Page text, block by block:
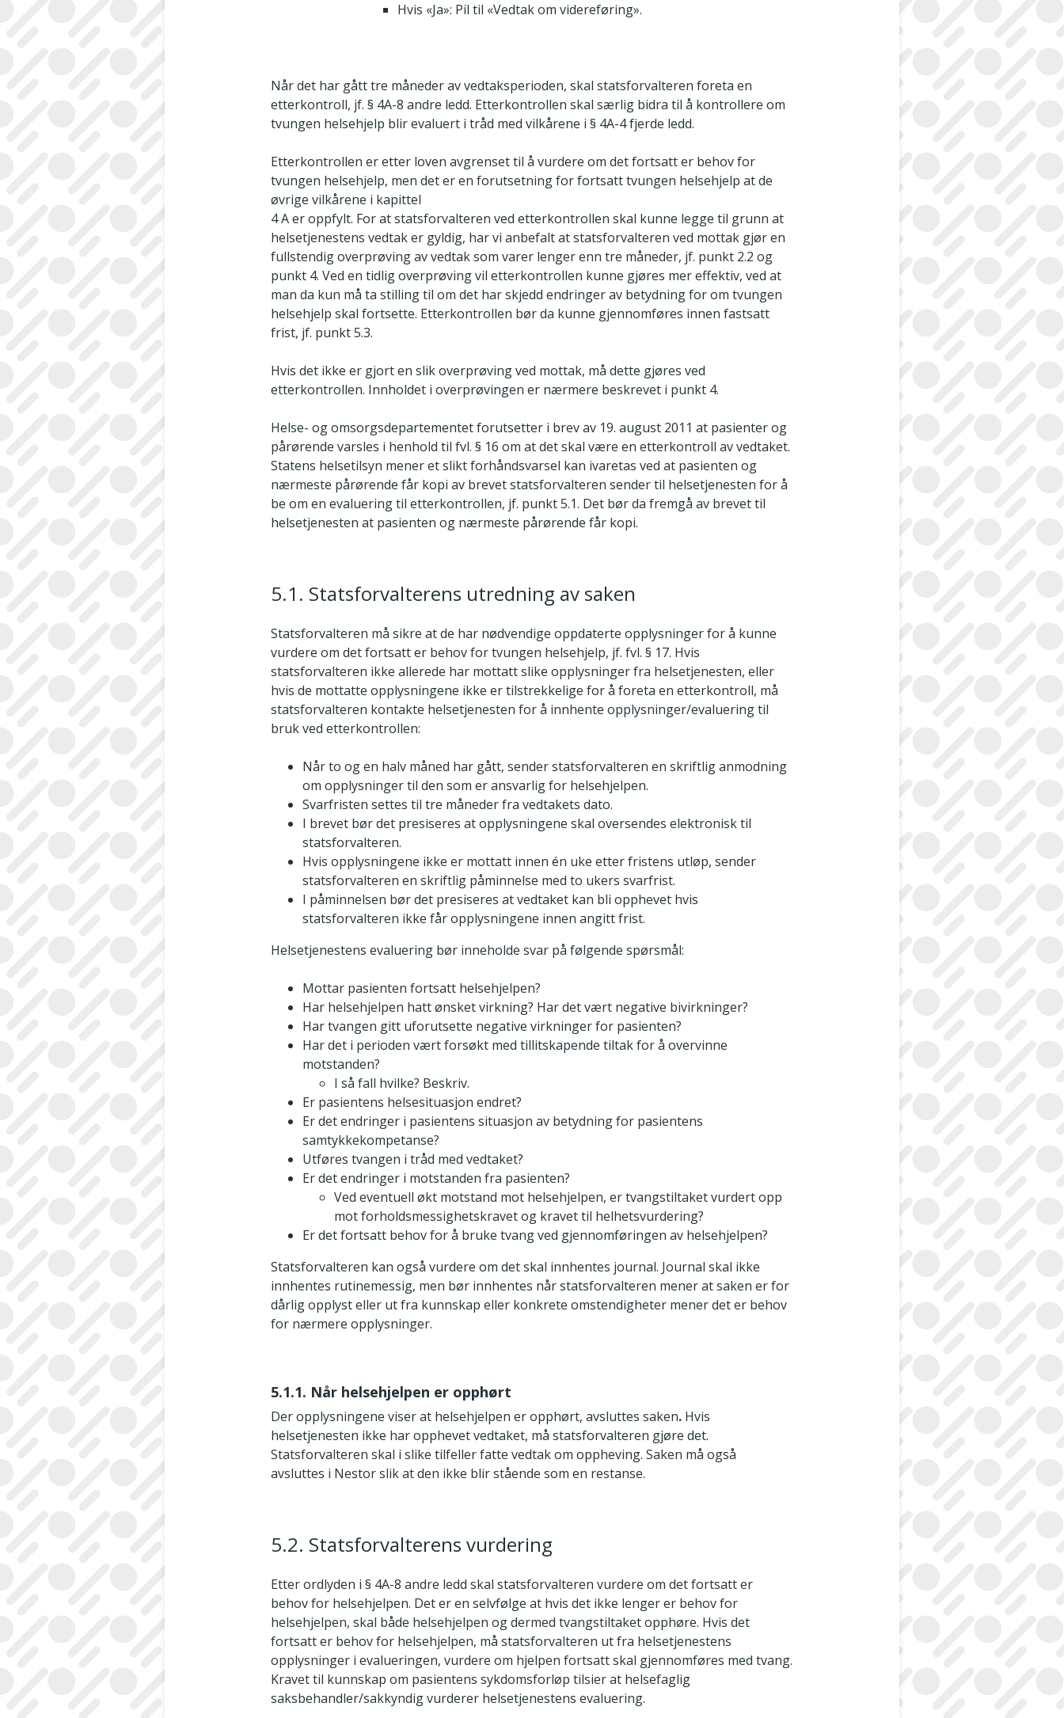
Hvis «Ja»: Pil til «Vedtak om videreføring».
Når det har gått tre måneder av vedtaksperioden, skal statsforvalteren foreta en
etterkontroll, jf. § 4A-8 andre ledd. Etterkontrollen skal særlig bidra til å kontrollere om
tvungen helsehjelp blir evaluert i tråd med vilkårene i § 4A-4 fjerde ledd.
Etterkontrollen er etter loven avgrenset til å vurdere om det fortsatt er behov for
tvungen helsehjelp, men det er en forutsetning for fortsatt tvungen helsehjelp at de
øvrige vilkårene i kapittel
4 A er oppfylt. For at statsforvalteren ved etterkontrollen skal kunne legge til grunn at
helsetjenestens vedtak er gyldig, har vi anbefalt at statsforvalteren ved mottak gjør en
fullstendig overprøving av vedtak som varer lenger enn tre måneder, jf. punkt 2.2 og
punkt 4. Ved en tidlig overprøving vil etterkontrollen kunne gjøres mer effektiv, ved at
man da kun må ta stilling til om det har skjedd endringer av betydning for om tvungen
helsehjelp skal fortsette. Etterkontrollen bør da kunne gjennomføres innen fastsatt
frist, jf. punkt 5.3.
Hvis det ikke er gjort en slik overprøving ved mottak, må dette gjøres ved
etterkontrollen. Innholdet i overprøvingen er nærmere beskrevet i punkt 4.
Helse- og omsorgsdepartementet forutsetter i brev av 19. august 2011 at pasienter og
pårørende varsles i henhold til fvl. § 16 om at det skal være en etterkontroll av vedtaket.
Statens helsetilsyn mener et slikt forhåndsvarsel kan ivaretas ved at pasienten og
nærmeste pårørende får kopi av brevet statsforvalteren sender til helsetjenesten for å
be om en evaluering til etterkontrollen, jf. punkt 5.1. Det bør da fremgå av brevet til
helsetjenesten at pasienten og nærmeste pårørende får kopi.
5.1. Statsforvalterens utredning av saken
Statsforvalteren må sikre at de har nødvendige oppdaterte opplysninger for å kunne
vurdere om det fortsatt er behov for tvungen helsehjelp, jf. fvl. § 17. Hvis
statsforvalteren ikke allerede har mottatt slike opplysninger fra helsetjenesten, eller
hvis de mottatte opplysningene ikke er tilstrekkelige for å foreta en etterkontroll, må
statsforvalteren kontakte helsetjenesten for å innhente opplysninger/evaluering til
bruk ved etterkontrollen:
Når to og en halv måned har gått, sender statsforvalteren en skriftlig anmodning
om opplysninger til den som er ansvarlig for helsehjelpen.
Svarfristen settes til tre måneder fra vedtakets dato.
I brevet bør det presiseres at opplysningene skal oversendes elektronisk til
statsforvalteren.
Hvis opplysningene ikke er mottatt innen én uke etter fristens utløp, sender
statsforvalteren en skriftlig påminnelse med to ukers svarfrist.
I påminnelsen bør det presiseres at vedtaket kan bli opphevet hvis
statsforvalteren ikke får opplysningene innen angitt frist.
Helsetjenestens evaluering bør inneholde svar på følgende spørsmål:
Mottar pasienten fortsatt helsehjelpen?
Har helsehjelpen hatt ønsket virkning? Har det vært negative bivirkninger?
Har tvangen gitt uforutsette negative virkninger for pasienten?
Har det i perioden vært forsøkt med tillitskapende tiltak for å overvinne
motstanden?
I så fall hvilke? Beskriv.
Er pasientens helsesituasjon endret?
Er det endringer i pasientens situasjon av betydning for pasientens
samtykkekompetanse?
Utføres tvangen i tråd med vedtaket?
Er det endringer i motstanden fra pasienten?
Ved eventuell økt motstand mot helsehjelpen, er tvangstiltaket vurdert opp
mot forholdsmessighetskravet og kravet til helhetsvurdering?
Er det fortsatt behov for å bruke tvang ved gjennomføringen av helsehjelpen?
Statsforvalteren kan også vurdere om det skal innhentes journal. Journal skal ikke
innhentes rutinemessig, men bør innhentes når statsforvalteren mener at saken er for
dårlig opplyst eller ut fra kunnskap eller konkrete omstendigheter mener det er behov
for nærmere opplysninger.
5.1.1. Når helsehjelpen er opphørt
Der opplysningene viser at helsehjelpen er opphørt, avsluttes saken. Hvis
helsetjenesten ikke har opphevet vedtaket, må statsforvalteren gjøre det.
Statsforvalteren skal i slike tilfeller fatte vedtak om oppheving. Saken må også
avsluttes i Nestor slik at den ikke blir stående som en restanse.
5.2. Statsforvalterens vurdering
Etter ordlyden i § 4A-8 andre ledd skal statsforvalteren vurdere om det fortsatt er
behov for helsehjelpen. Det er en selvfølge at hvis det ikke lenger er behov for
helsehjelpen, skal både helsehjelpen og dermed tvangstiltaket opphøre. Hvis det
fortsatt er behov for helsehjelpen, må statsforvalteren ut fra helsetjenestens
opplysninger i evalueringen, vurdere om hjelpen fortsatt skal gjennomføres med tvang.
Kravet til kunnskap om pasientens sykdomsforløp tilsier at helsefaglig
saksbehandler/sakkyndig vurderer helsetjenestens evaluering.